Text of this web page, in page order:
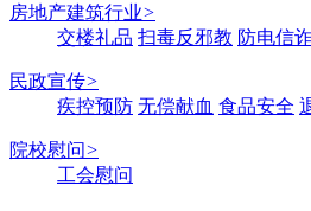
房地产建筑行业>
交楼礼品 扫毒反邪教 防电信
民政宣传>
疾控预防 无偿献血 食品安全
院校慰问>
工会慰问